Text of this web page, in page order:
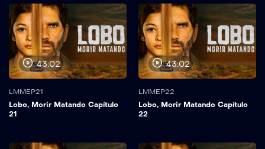
43:02
LMMEP21
Lobo, Morir Matando Capítulo
21
43:02
LMMEP22
Lobo, Morir Matando Capítulo
22